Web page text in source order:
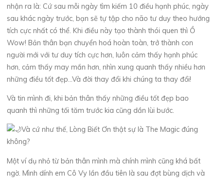
nhận ra là: Cứ sau mỗi ngày tìm kiếm 10 điều hạnh phúc, ngày
sau khác ngày trước, bạn sẽ tự tập cho não tư duy theo hướng
tích cực nhất có thể. Khi điều này tạo thành thói quen thì Ồ
Wow! Bản thân bạn chuyển hoá hoàn toàn, trở thành con
người mới với tư duy tích cực hơn, luôn cảm thấy hạnh phúc
hơn, cảm thấy may mắn hơn, nhìn xung quanh thấy nhiều hơn
những điều tốt đẹp…Và đời thay đổi khi chúng ta thay đổi!
Và tin mình đi, khi bản thân thấy những điều tốt đẹp bao
quanh thì những tối tăm trước kia cũng dần lùi bước.
Và cứ như thế, Lòng Biết Ơn thật sự là The Magic đúng
không?
Một ví dụ nhỏ từ bản thân mình mà chính mình cũng khá bất
ngờ. Mình dính em Cô Vy lần đầu tiên là sau đợt bùng dịch và